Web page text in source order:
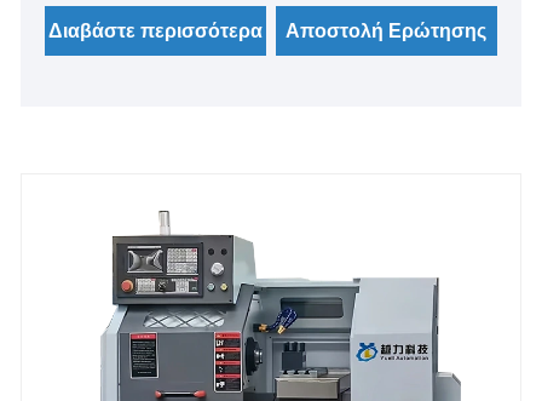
τροφοδοσίας. Είναι συμβατό με τόρνους CNC,
τόρνους ελβετικού τύπου και άλλες μονάδες
Διαβάστε περισσότερα Αποστολή Ερώτησης